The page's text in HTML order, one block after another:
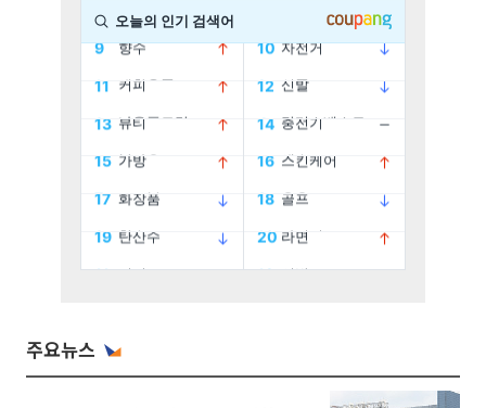
주요뉴스